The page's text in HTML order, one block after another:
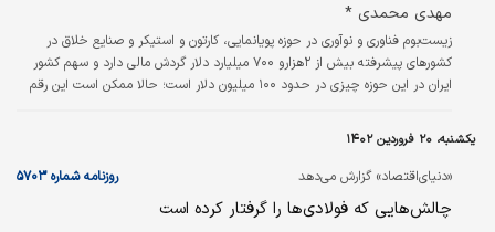
مهدی محمدی *
زیست‌بوم فناوری و نوآوری در حوزه پویانمایی، کارتون و استیکر و صنایع خلاق در
کشورهای پیشرفته بیش از ۲‌هزارو ۷۰۰ میلیارد دلار گردش مالی دارد و سهم کشور
ایران در این حوزه چیزی در حدود ۱۰۰ میلیون دلار است؛ حالا ممکن است این رقم
فعال در این حوزه است که با توجه به نیروی انسانی مستعد و خلاق و پیشینه
میراثی و تمدنی آن اصلا مناسب کشور ایران نیست.
یکشنبه، ۲۰ فروردین ۱۴۰۲
«دنیای‌اقتصاد» گزارش می‌دهد روزنامه شماره ۵۷۰۳
چالش‌هایی که فولادی‌ها را گرفتار کرده است